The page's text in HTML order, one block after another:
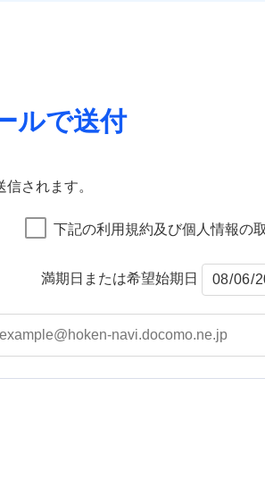
ルで送付
されます。
下記の利用規約及び個人情報の
満期日または希望始期日